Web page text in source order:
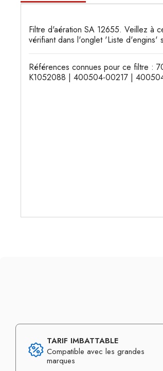
Filtre d'aération SA 12655. Veillez à
vérifiant dans l'onglet 'Liste d'engins'
Références connues pour ce filtre :
K1052088 | 400504-00217 |
TARIF IMBATTABLE
Compatible avec les grandes
marques